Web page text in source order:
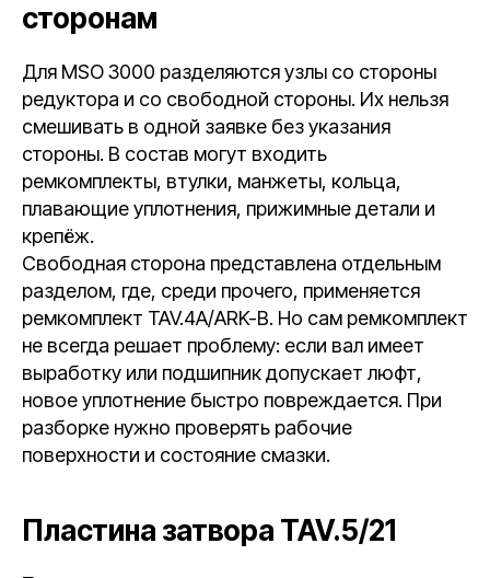
сторонам
Для MSO 3000 разделяются узлы со стороны
редуктора и со свободной стороны. Их нельзя
смешивать в одной заявке без указания
стороны. В состав могут входить
ремкомплекты, втулки, манжеты, кольца,
плавающие уплотнения, прижимные детали и
крепёж.
Свободная сторона представлена отдельным
разделом, где, среди прочего, применяется
ремкомплект TAV.4A/ARK-B. Но сам ремкомплект
не всегда решает проблему: если вал имеет
выработку или подшипник допускает люфт,
новое уплотнение быстро повреждается. При
разборке нужно проверять рабочие
поверхности и состояние смазки.
Пластина затвора TAV.5/21